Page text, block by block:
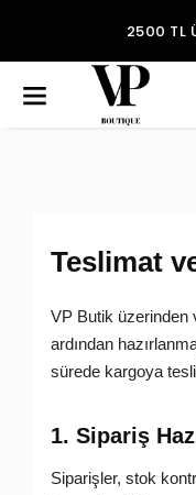
2500 TL
Teslimat
VP Butik üzerinden
ardından
sürede kargoya
1. Sipariş
Siparişler, stok